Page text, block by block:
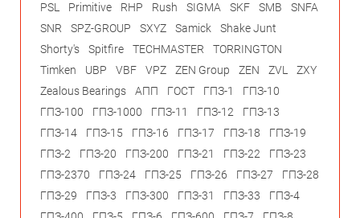
PSL
Primitive RHP Rush SIGMA SKF SMB
SNFA
SNR
SPZ-GROUP SXYZ Samick
Shake Junt
Shorty's
Spitfire TECHMASTER
TORRINGTON
Timken
UBP VBF VPZ ZEN Group ZEN ZVL
ZXY
Zealous Bearings
АПП ГОСТ ГПЗ-1
ГПЗ-10
ГПЗ-100
ГПЗ-1000 ГПЗ-11 ГПЗ-12
ГПЗ-13
ГПЗ-14
ГПЗ-15 ГПЗ-16 ГПЗ-17 ГПЗ-18
ГПЗ-19
ГПЗ-2
ГПЗ-20 ГПЗ-200 ГПЗ-21 ГПЗ-22
ГПЗ-23
ГПЗ-2370
ГПЗ-24 ГПЗ-25 ГПЗ-26 ГПЗ-27
ГПЗ-28
ГПЗ-29
ГПЗ-3 ГПЗ-300 ГПЗ-31 ГПЗ-33
ГПЗ-4